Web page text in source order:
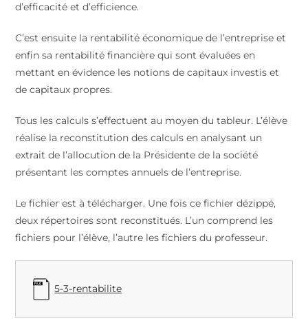
d’efficacité et d’efficience.
C’est ensuite la rentabilité économique de l’entreprise et
enfin sa rentabilité financière qui sont évaluées en
mettant en évidence les notions de capitaux investis et
de capitaux propres.
Tous les calculs s’effectuent au moyen du tableur. L’élève
réalise la reconstitution des calculs en analysant un
extrait de l’allocution de la Présidente de la société
présentant les comptes annuels de l’entreprise.
Le fichier est à télécharger. Une fois ce fichier dézippé,
deux répertoires sont reconstitués. L’un comprend les
fichiers pour l’élève, l’autre les fichiers du professeur.
5-3-rentabilite